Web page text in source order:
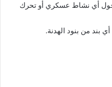
حول أي نشاط عسكري أو تحرك
بند من بنود الهدنة.